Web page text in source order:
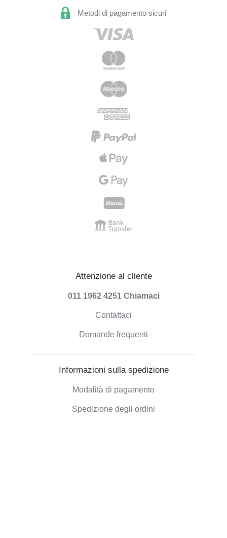
Metodi di pagamento sicuri
Attenzione al cliente
011 1962 4251 Chiamaci
Contattaci
Domande frequenti
Informazioni sulla spedizione
Modalità di pagamento
Spedizione degli ordini